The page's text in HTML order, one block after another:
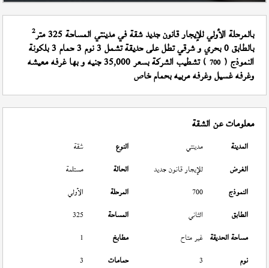
بالمرحلة الأولي للإيجار قانون جديد شقة في مدينتي المساحة 325 متر 2
بالطابق 0 بحري و شرقي تطل على حديقة تشمل 3 نوم 3 حمام 3 بلكونة
النموذج (700 ) تشطيب الشركة بسعر 35,000 جنيه و بها غرفه معيشه
وغرفه غسيل وغرفه مربيه بحمام خاص
معلومات عن الشقة
المدينة مدينتي النوع
شقة
الغرض
للإيجار قانون جديد الحالة
مستلمة
النموذج
700 المرحلة
الأولي
الطابق
الثاني المساحة
325
مساحة الحديقة غير متاح مطابخ
1
نوم
3 حمامات
3